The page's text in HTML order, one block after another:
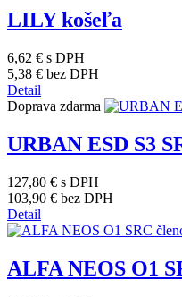
LILY košeľa
6,62 € s DPH
5,38 € bez DPH
Detail
Doprava zdarma
URBAN ESD S3
127,80 € s DPH
103,90 € bez DPH
Detail
ALFA NEOS O1